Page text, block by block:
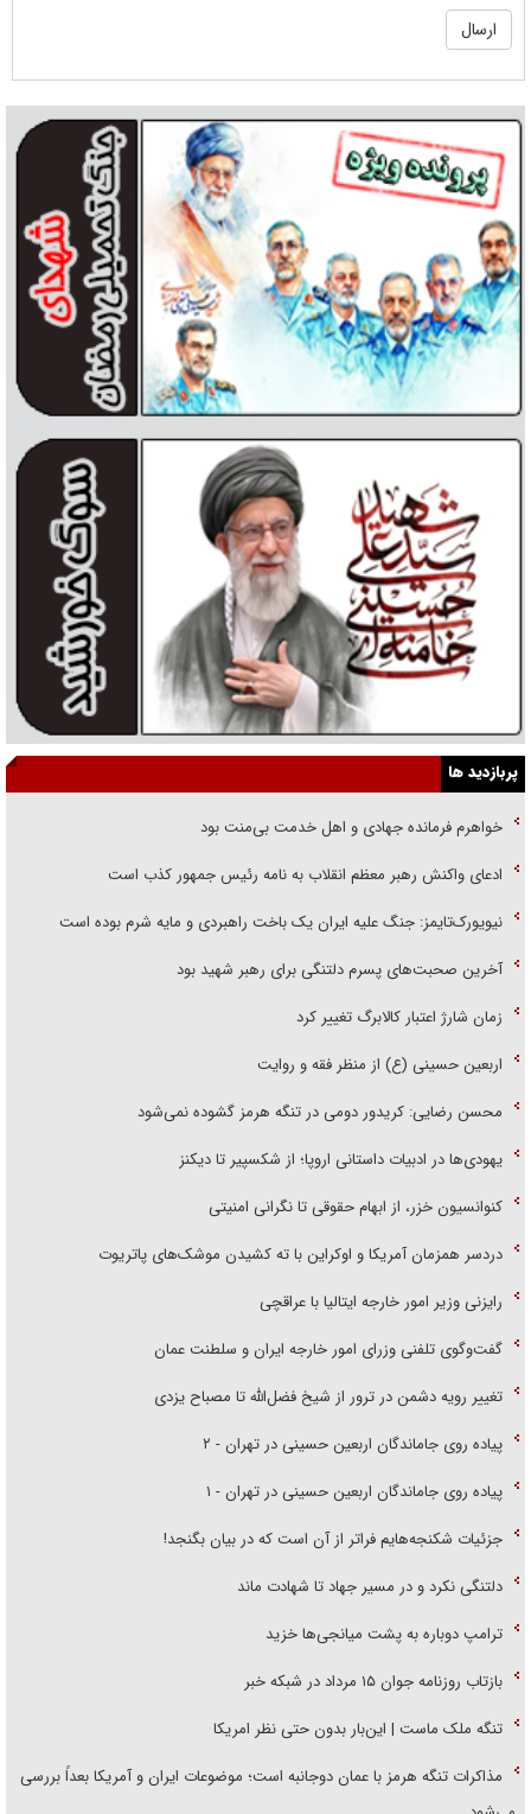
پربازدید ها
خواهرم فرمانده جهادی و اهل خدمت بی‌منت بود
ادعای واکنش رهبر معظم انقلاب به نامه رئیس جمهور کذب است
نیویورک‌تایمز: جنگ علیه ایران یک باخت راهبردی و مایه شرم بوده است
آخرین صحبت‌های پسرم دلتنگی برای رهبر شهید بود
زمان شارژ اعتبار کالابرگ تغییر کرد
اربعین حسینی (ع) از منظر فقه و روایت
محسن رضایی: کریدور دومی در تنگه هرمز گشوده نمی‌شود
یهودی‌ها در ادبیات داستانی اروپا؛ از شکسپیر تا دیکنز
کنوانسیون خزر، از ابهام حقوقی تا نگرانی امنیتی
دردسر همزمان آمریکا و اوکراین با ته کشیدن موشک‌های پاتریوت
رایزنی وزیر امور خارجه ایتالیا با عراقچی
گفت‌وگوی تلفنی وزرای امور خارجه ایران و سلطنت عمان
تغییر رویه دشمن در ترور از شیخ فضل‌الله تا مصباح یزدی
پیاده روی جاماندگان اربعین حسینی در تهران - ۲
پیاده روی جاماندگان اربعین حسینی در تهران - ۱
جزئیات شکنجه‌هایم فراتر از آن است که در بیان بگنجد!
دلتنگی نکرد و در مسیر جهاد تا شهادت ماند
ترامپ دوباره به پشت میانجی‌ها خزید
بازتاب روزنامه جوان ۱۵ مرداد در شبکه خبر
تنگه ملک ماست | این‌بار بدون حتی نظر امریکا
مذاکرات تنگه هرمز با عمان دوجانبه است؛ موضوعات ایران و آمریکا بعداً بررسی